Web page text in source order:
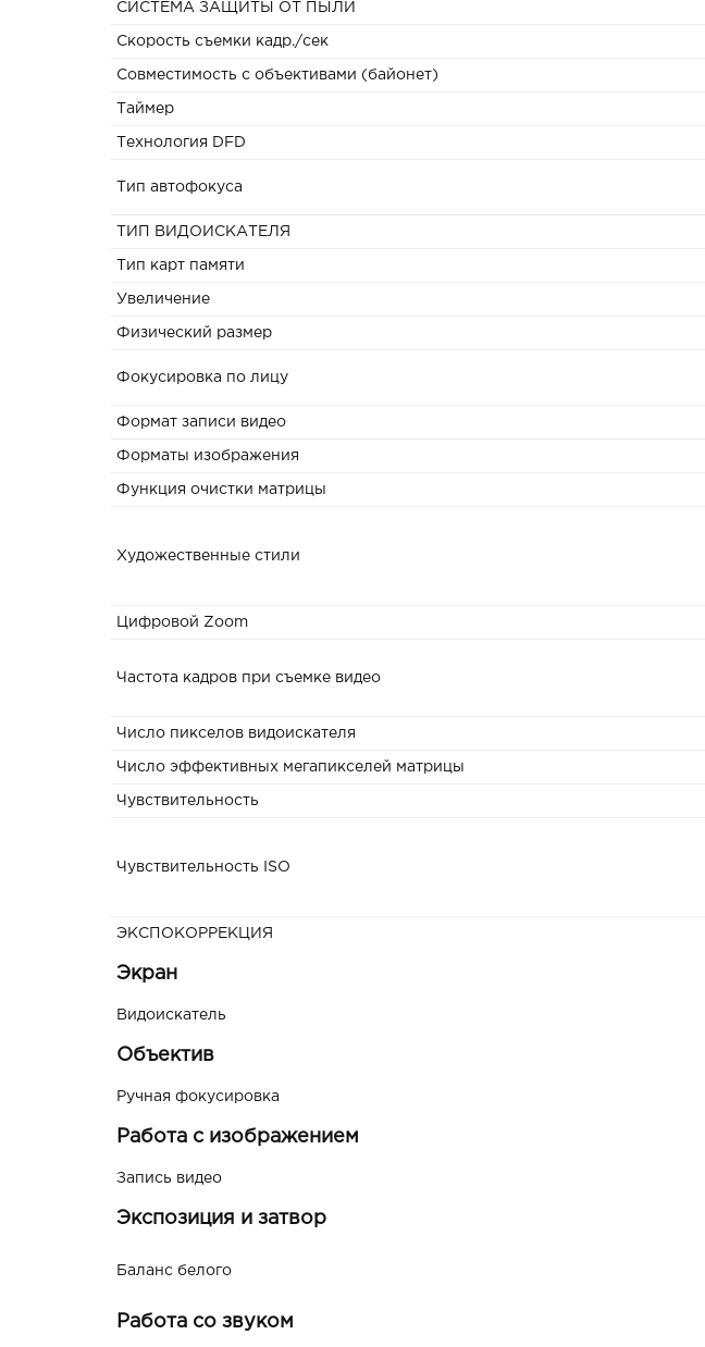
СИСТЕМА ЗАЩИТЫ ОТ ПЫЛИ
Скорость съемки кадр./сек
Совместимость с объективами (байонет)
Таймер
Технология DFD
Тип автофокуса
ТИП ВИДОИСКАТЕЛЯ
Тип карт памяти
Увеличение
Физический размер
Фокусировка по лицу
Формат записи видео
Форматы изображения
Функция очистки матрицы
Художественные стили
Цифровой Zoom
Частота кадров при съемке видео
Число пикселов видоискателя
Число эффективных мегапикселей матрицы
Чувствительность
Чувствительность ISO
ЭКСПОКОРРЕКЦИЯ
Экран
Видоискатель
Объектив
Ручная фокусировка
Работа с изображением
Запись видео
Экспозиция и затвор
Баланс белого
Работа со звуком